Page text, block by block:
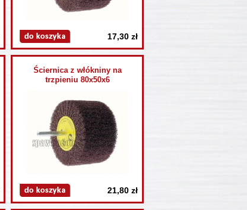
17,30 zł
Ściernica z włókniny na
trzpieniu 80x50x6
21,80 zł